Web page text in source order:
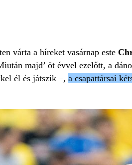
várta a híreket vasárnap este
majd’ öt évvel ezelőtt, a
él és játszik –, a csapattársai